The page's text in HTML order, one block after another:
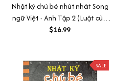
Nhật ký chú bé nhút nhát Song
ngữ Việt - Anh Tập 2 (Luật của
Rodrick)
$16.99
SALE